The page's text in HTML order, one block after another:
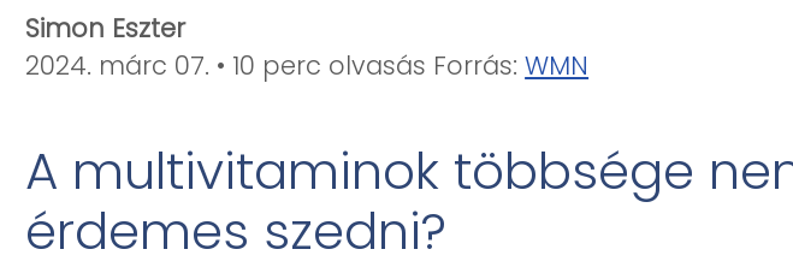
Simon Eszter
2024. márc 07. • 10 perc olvasás Forrás:WMN
A multivitaminok többsége
érdemes szedni?